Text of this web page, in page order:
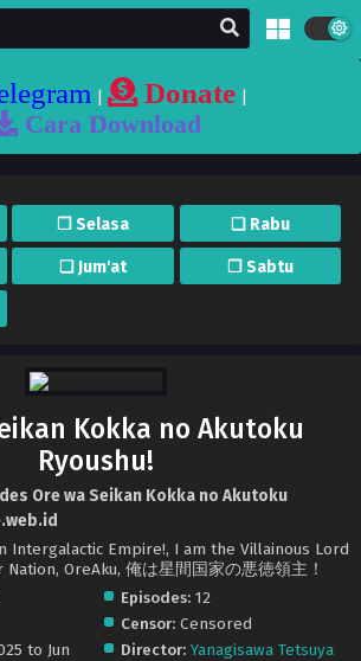
| Donate|
Cara Download
❐ Selasa ❏ Rabu
❏ Jum'at ❐ Sabtu
Kokka no Akutoku
Ryoushu!
Ore wa Seikan Kokka no Akutoku
Intergalactic Empire!, I am the Villainous Lord
OreAku, 俺は星間国家の悪徳領主！
to Jun
Episodes: 12
Censor: Censored
Director: Yanagisawa Tetsuya